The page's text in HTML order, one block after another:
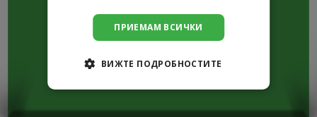
ПРИЕМАМ ВСИЧКИ
ВИЖТЕ ПОДРОБНОСТИТЕ